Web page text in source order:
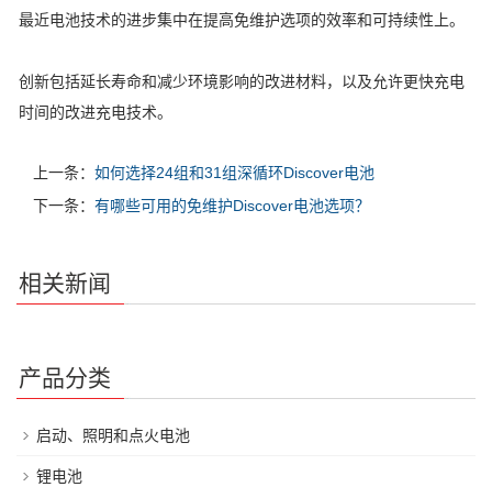
最近电池技术的进步集中在提高免维护选项的效率和可持续性上。
创新包括延长寿命和减少环境影响的改进材料，以及允许更快充电
时间的改进充电技术。
上一条： 如何选择24组和31组深循环Discover电池
下一条： 有哪些可用的免维护Discover电池选项？
相关新闻
产品分类
启动、照明和点火电池
锂电池